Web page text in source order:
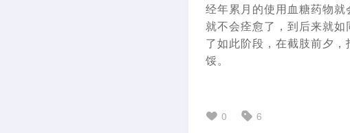
经年累月的使用血糖药物
就不会痊愈了，到后来就
了如此阶段，在截肢前夕
馁。
0 6